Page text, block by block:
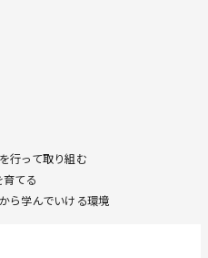
行って取り組む
てる
ら学んでいける環境